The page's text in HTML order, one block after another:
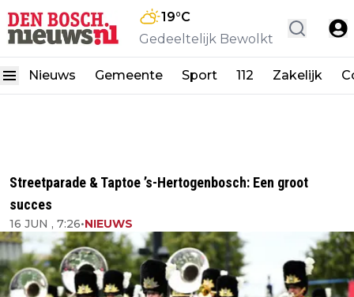
19°C
Gedeeltelijk Bewolkt
Nieuws Gemeente Sport 112 Zakelijk
Streetparade & Taptoe ’s-Hertogenbosch: Een groot
succes
16 JUN , 7:26•NIEUWS